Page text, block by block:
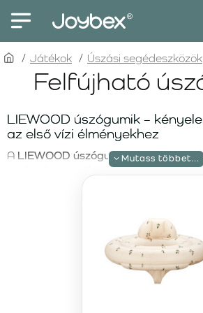
Felfújható
home
Játékok Úszási segédeszközök
LIEWOOD úszógumik –
az első vízi élményekhez
A LIEWOOD úszógumiktökéletes
azoknak a szülőknek, akik
stílusos megoldást keresnek a nyári
találod, amelyek kiváló minőségükről,
és letisztult skandináv dizájnjukról
tengerparti nyaralásról, medencés
vízzel való ismerkedésről, ezek az
és gondtalan használatot biztosítanak.